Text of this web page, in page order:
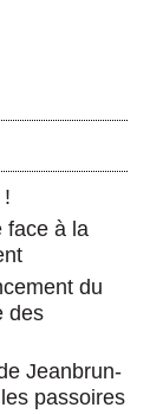
face à la
du
des
Jeanbrun-
passoires